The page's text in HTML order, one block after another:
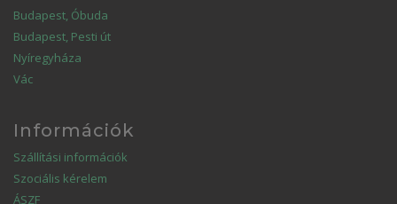
Budapest, Óbuda
Budapest, Pesti út
Nyíregyháza
Vác
Információk
Szállítási információk
Szociális kérelem
ÁSZF